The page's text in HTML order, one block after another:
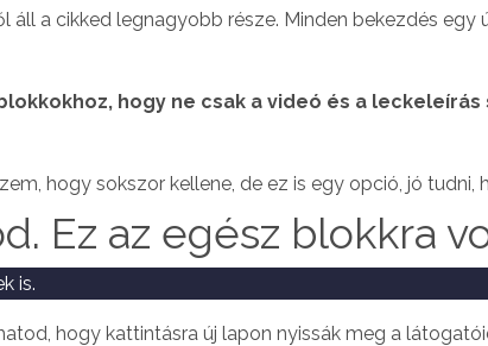
a cikked legnagyobb része. Minden bekezdés egy
hogy ne csak a videó és a
hogy sokszor kellene, de ez is egy opció, jó tudni,
Ez az egész blokkra
is.
hogy kattintásra új lapon nyissák meg a